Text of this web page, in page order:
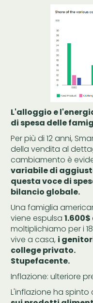
L'alloggio e
di spesa delle
Per più di 12 anni,
della vendita al
cambiamento è
variabile di
questa voce di
bilancio globale.
Una famiglia
viene espulsa
moltiplichiamo per i
vive a casa, i
college privato.
Stupefacente.
Inflazione: ulteriore
L'inflazione ha spinto